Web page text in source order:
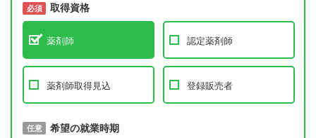
必須 取得資格
薬剤師 認定薬剤師
薬剤師取得見込 登録販売者
必須 取得予定年
任意 希望の就業時期